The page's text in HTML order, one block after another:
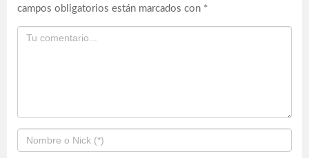
campos obligatorios están marcados con *